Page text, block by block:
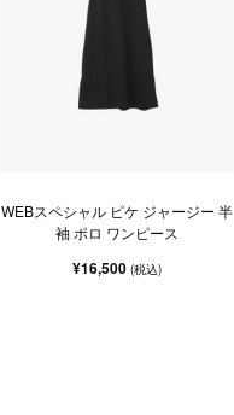
WEBスペシャル ピケ ジャージー 半
袖 ポロ ワンピース
¥16,500 (税込)